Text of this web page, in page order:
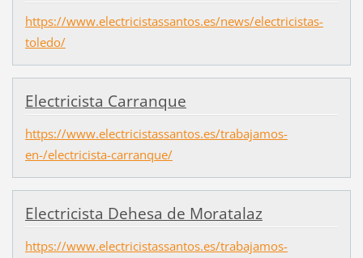
https://www.electricistassantos.es/news/electricistas-
toledo/
Electricista Carranque
https://www.electricistassantos.es/trabajamos-
en-/electricista-carranque/
Electricista Dehesa de Moratalaz
https://www.electricistassantos.es/trabajamos-